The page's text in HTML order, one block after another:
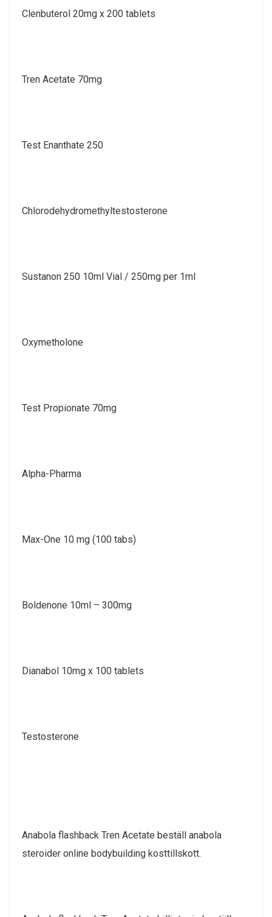
Clenbuterol 20mg x 200 tablets
Tren Acetate 70mg
Test Enanthate 250
Chlorodehydromethyltestosterone
Sustanon 250 10ml Vial / 250mg per 1ml
Oxymetholone
Test Propionate 70mg
Alpha-Pharma
Max-One 10 mg (100 tabs)
Boldenone 10ml – 300mg
Dianabol 10mg x 100 tablets
Testosterone
Anabola flashback Tren Acetate beställ anabola
steroider online bodybuilding kosttillskott.